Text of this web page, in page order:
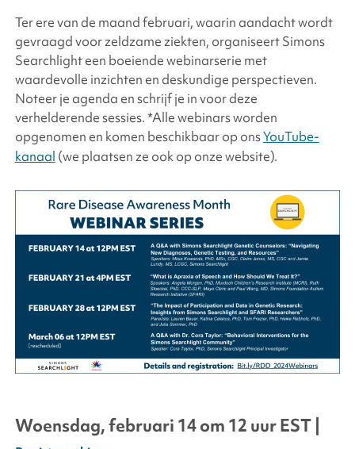
Ter ere van de maand februari, waarin aandacht wordt
gevraagd voor zeldzame ziekten, organiseertSimons
Searchlighteen boeiende webinarserie met
waardevolle inzichten en deskundige perspectieven.
Noteer je agenda en schrijf je in voor deze
verhelderende sessies. *Alle webinars worden
opgenomen en komen beschikbaar op onsYouTube-
kanaal (we plaatsen ze ook op onze website).
Woensdag, februari 14 om 12 uur EST |